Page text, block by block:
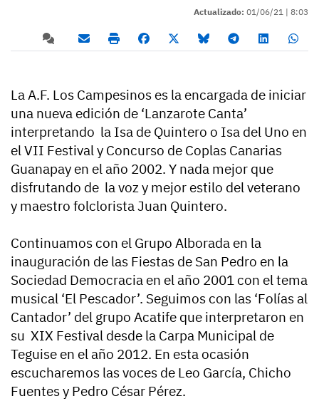
Actualizado: 01/06/21 | 8:03
La A.F. Los Campesinos es la encargada de iniciar
una nueva edición de ‘Lanzarote Canta’
interpretando la Isa de Quintero o Isa del Uno en
el VII Festival y Concurso de Coplas Canarias
Guanapay en el año 2002. Y nada mejor que
disfrutando de la voz y mejor estilo del veterano
y maestro folclorista Juan Quintero.
Continuamos con el Grupo Alborada en la
inauguración de las Fiestas de San Pedro en la
Sociedad Democracia en el año 2001 con el tema
musical ‘El Pescador’. Seguimos con las ‘Folías al
Cantador’ del grupo Acatife que interpretaron en
su XIX Festival desde la Carpa Municipal de
Teguise en el año 2012. En esta ocasión
escucharemos las voces de Leo García, Chicho
Fuentes y Pedro César Pérez.